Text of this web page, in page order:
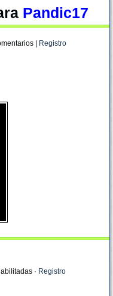
Pandic17
| Registro
· Registro